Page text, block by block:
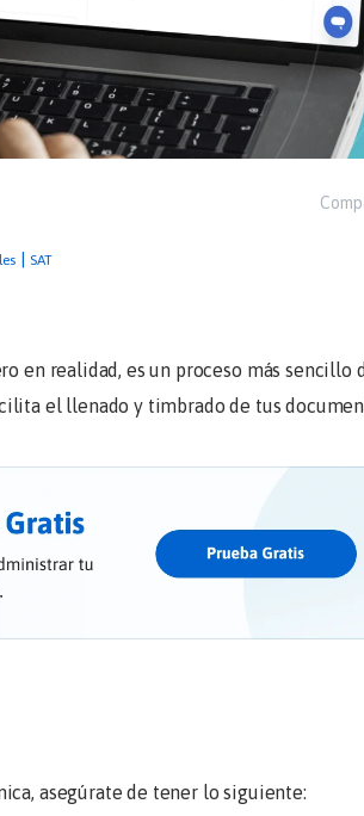
SAT
en realidad, es un proceso más sencillo
el llenado y timbrado de tus
asegúrate de tener lo siguiente: